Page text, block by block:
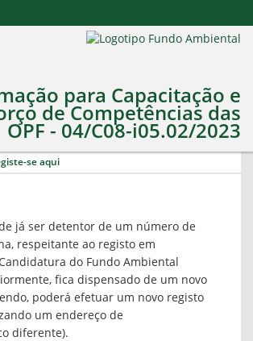
para Capacitação e
de Competências das
OPF - 04/C08-i05.02/2023
se aqui
já ser detentor de um número de
respeitante ao registo em
do Fundo Ambiental
fica dispensado de um novo
poderá efetuar um novo registo
um endereço de
diferente).